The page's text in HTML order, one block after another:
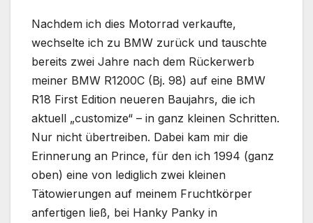
Nachdem ich dies Motorrad verkaufte,
wechselte ich zu BMW zurück und tauschte
bereits zwei Jahre nach dem Rückerwerb
meiner BMW R1200C (Bj. 98) auf eine BMW
R18 First Edition neueren Baujahrs, die ich
aktuell „customize“ – in ganz kleinen Schritten.
Nur nicht übertreiben. Dabei kam mir die
Erinnerung an Prince, für den ich 1994 (ganz
oben) eine von lediglich zwei kleinen
Tätowierungen auf meinem Fruchtkörper
anfertigen ließ, bei Hanky Panky in